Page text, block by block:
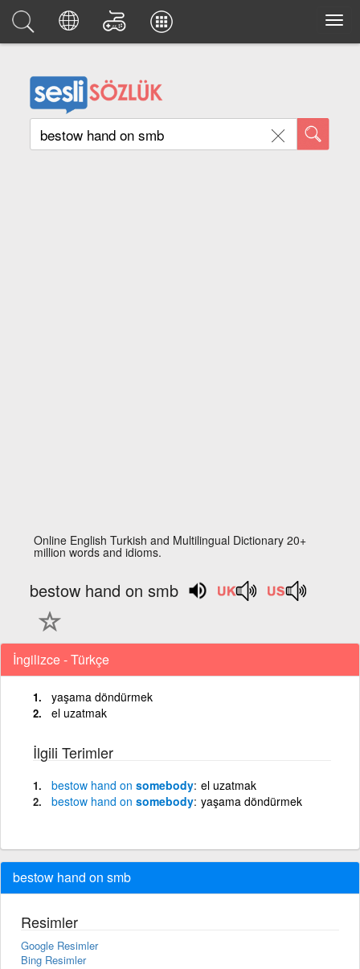
Online English Turkish and Multilingual Dictionary 20+
million words and idioms.
bestow hand on smb
İngilizce - Türkçe
yaşama döndürmek
el uzatmak
İlgili Terimler
bestow hand on somebody el uzatmak
bestow hand on somebody yaşama döndürmek
bestow hand on smb
Resimler
Google Resimler
Bing Resimler